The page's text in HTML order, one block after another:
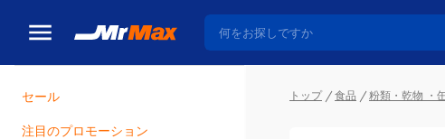
セール
注目のプロモーション
トップ 食品 粉類・乾物 ・